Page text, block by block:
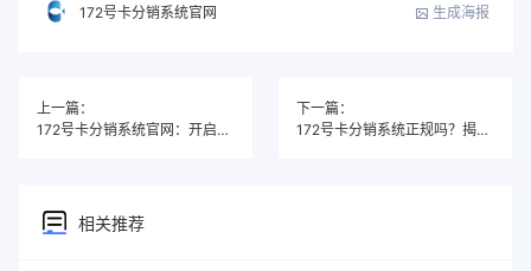
172号卡分销系统官网 生成海报
上一篇：
172号卡分销系统官网：开启全新赚钱之道，让您的事业腾飞！
下一篇：
172号卡分销系统正规吗？揭秘背后的真相与优势！
相关推荐